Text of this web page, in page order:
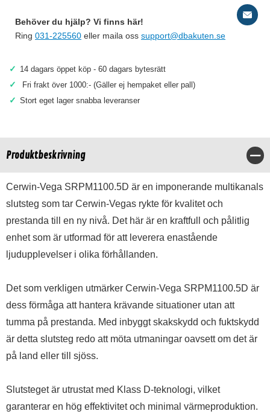
Behöver du hjälp? Vi finns här!
Ring 031-225560 eller maila oss support@dbakuten.se
✓ 14 dagars öppet köp - 60 dagars bytesrätt
✓ Fri frakt över 1000:- (Gäller ej hempaket eller pall)
✓ Stort eget lager snabba leveranser
Produktbeskrivning
Cerwin-Vega SRPM1100.5D är en imponerande multikanals
slutsteg som tar Cerwin-Vegas rykte för kvalitet och
prestanda till en ny nivå. Det här är en kraftfull och pålitlig
enhet som är utformad för att leverera enastående
ljudupplevelser i olika förhållanden.
Det som verkligen utmärker Cerwin-Vega SRPM1100.5D är
dess förmåga att hantera krävande situationer utan att
tumma på prestanda. Med inbyggt skakskydd och fuktskydd
är detta slutsteg redo att möta utmaningar oavsett om det är
på land eller till sjöss.
Slutsteget är utrustat med Klass D-teknologi, vilket
garanterar en hög effektivitet och minimal värmeproduktion.